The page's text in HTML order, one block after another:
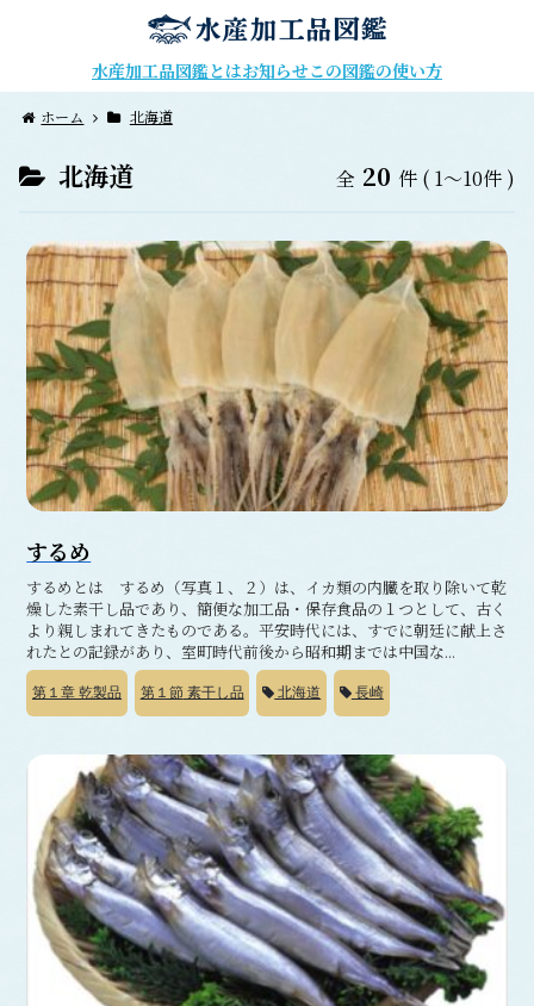
水産加工品図鑑とはお知らせこの図鑑の使い方
ホーム 北海道
北海道 全 20 件 ( 1～10件 )
するめ
するめとは するめ（写真１、２）は、イカ類の内臓を取り除いて乾
燥した素干し品であり、簡便な加工品・保存食品の１つとして、古く
より親しまれてきたものである。平安時代には、すでに朝廷に献上さ
れたとの記録があり、室町時代前後から昭和期までは中国な...
第１章 乾製品 第１節素干し品 北海道 長崎